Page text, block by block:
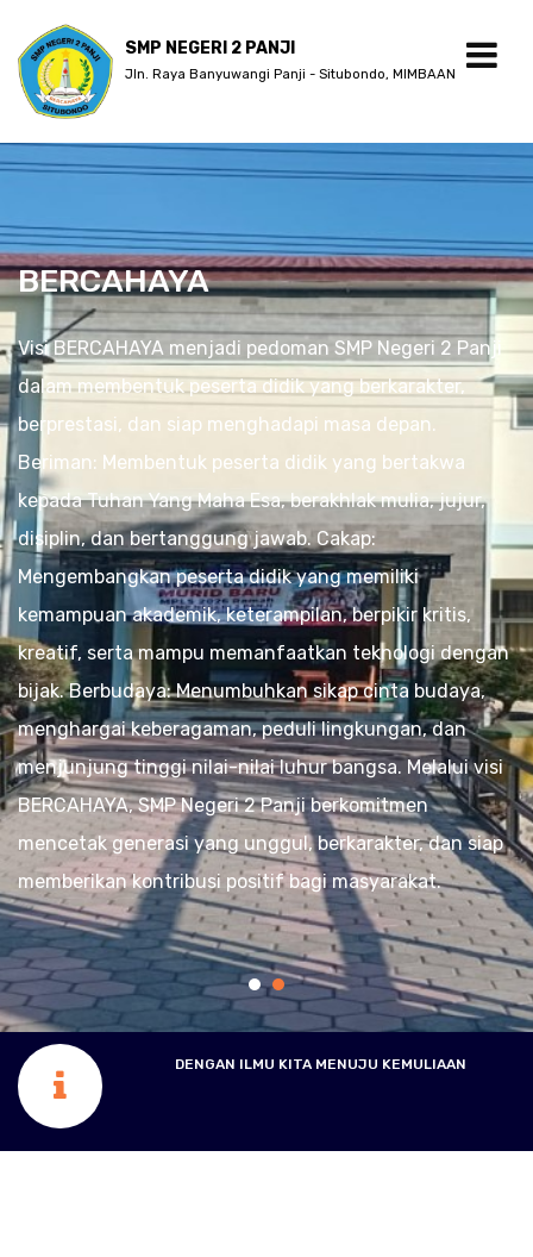
SMP NEGERI 2 PANJI
Jln. Raya Banyuwangi Panji - Situbondo, MIMBAAN
BERCAHAYA
Visi BERCAHAYA menjadi pedoman SMP Negeri 2 Panji
dalam membentuk peserta didik yang berkarakter,
berprestasi, dan siap menghadapi masa depan.
Beriman: Membentuk peserta didik yang bertakwa
kepada Tuhan Yang Maha Esa, berakhlak mulia, jujur,
disiplin, dan bertanggung jawab. Cakap:
Mengembangkan peserta didik yang memiliki
kemampuan akademik, keterampilan, berpikir kritis,
kreatif, serta mampu memanfaatkan teknologi dengan
bijak. Berbudaya: Menumbuhkan sikap cinta budaya,
menghargai keberagaman, peduli lingkungan, dan
menjunjung tinggi nilai-nilai luhur bangsa. Melalui visi
BERCAHAYA, SMP Negeri 2 Panji berkomitmen
mencetak generasi yang unggul, berkarakter, dan siap
memberikan kontribusi positif bagi masyarakat.
DENGAN ILMU KITA MENUJU KEMULIAAN